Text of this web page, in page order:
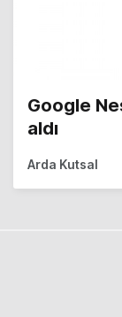
Google
aldı
Arda Kutsal